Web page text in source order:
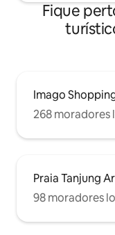
Fique
Imago
268 moradores
Praia Tanjung
98 moradores